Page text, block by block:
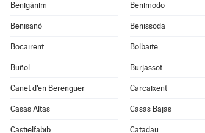
Benigánim Benimodo
Benisanó Benissoda
Bocairent Bolbaite
Buñol Burjassot
Canet d'en Berenguer Carcaixent
Casas Altas Casas Bajas
Castielfabib Catadau